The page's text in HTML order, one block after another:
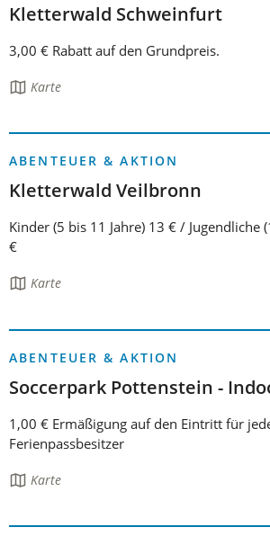
Kletterwald Schweinfurt
3,00 € Rabatt auf den Grundpreis.
Die Karte
ABENTEUER & AKTION
Kletterwald Veilbronn
Kinder (5 bis 11 Jahre) 13 € / Jugendliche
€
Die Karte
ABENTEUER & AKTION
Soccerpark Pottenstein -
1,00 € Ermäßigung auf den Eintritt für
Ferienpassbesitzer
Die Karte